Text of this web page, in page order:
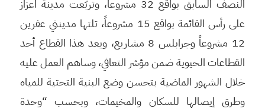
النصف السابق بواقع 32 مشروعاً، وتربّعت مدينة اعزاز
على رأس القائمة بواقع 15 مشروعاً، تلتها مدينتي عفرين
12 مشروعاً وجرابلس 8 مشاريع، ويعد هذا القطاع أحد
القطاعات الحيوية ضمن مؤشر التعافي، وساهم العمل عليه
خلال الشهور الماضية بتحسن وضع البنية التحتية للمياه
وطرق إيصالها للسكان والمخيمات، وبحسب “وحدة